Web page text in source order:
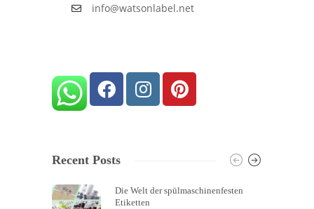
info@watsonlabel.net
Recent Posts
Die Welt der spülmaschinenfesten
Etiketten